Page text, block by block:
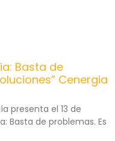
Basta de
Cenergia
presenta el 13 de
Basta de problemas. Es